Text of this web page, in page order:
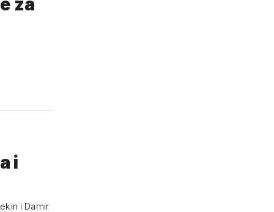
za
i
i Damir